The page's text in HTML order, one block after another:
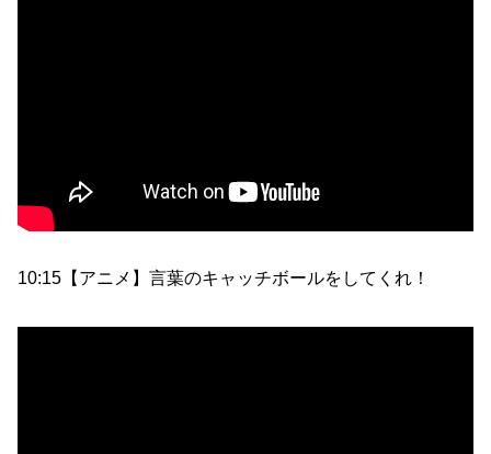
10:15【アニメ】言葉のキャッチボールをしてくれ！